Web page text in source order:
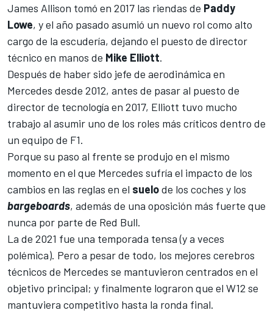
James Allison tomó en 2017 las riendas de Paddy
Lowe, y el año pasado asumió un nuevo rol como alto
cargo de la escudería, dejando el puesto de director
técnico en manos de Mike Elliott.
Después de haber sido jefe de aerodinámica en
Mercedes desde 2012, antes de pasar al puesto de
director de tecnología en 2017, Elliott tuvo mucho
trabajo al asumir uno de los roles más críticos dentro de
un equipo de F1.
Porque su paso al frente se produjo en el mismo
momento en el que Mercedes sufría el impacto de los
cambios en las reglas en el suelode los coches y los
bargeboards, además de una oposición más fuerte que
nunca por parte de Red Bull.
La de 2021 fue una temporada tensa (y a veces
polémica). Pero a pesar de todo, los mejores cerebros
técnicos de Mercedes se mantuvieron centrados en el
objetivo principal; y finalmente lograron que el W12 se
mantuviera competitivo hasta la ronda final.